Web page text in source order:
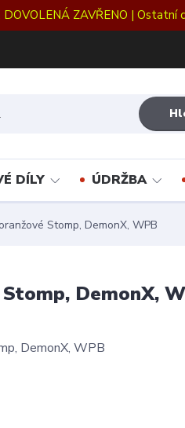
DOVOLENÁ ZAVŘENO | Ostatní
DÍLY ÚDRŽBA
Stomp, DemonX, WPB
DemonX,